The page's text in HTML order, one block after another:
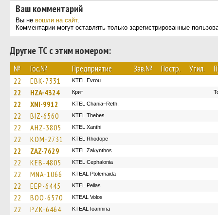
Ваш комментарий
Вы не вошли на сайт.
Комментарии могут оставлять только зарегистрированные
Другие ТС с этим номером:
№ Гос.№ Предприятие Зав.№ Постр. Утил.
22 EBK-7331 KTEL Evrou
22 HZA-4324 Крит
22 XNI-9912 KTEL Chania–Reth.
22 BIZ-6560 KTEL Thebes
22 AHZ-3805 KTEL Xanthi
22 KOM-2731 KTEL Rhodope
22 ZAZ-7629 KTEL Zakynthos
22 KEB-4805 KTEL Cephalonia
22 MNA-1066 KTEAL Ptolemaida
22 EEP-6445 KTEL Pellas
22 BOO-6570 KTEAL Volos
22 PZK-6464 KTEAL Ioannina